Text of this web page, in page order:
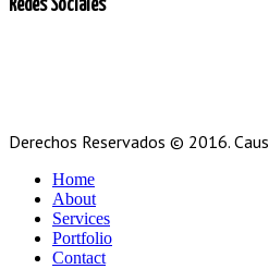
Redes Sociales
Derechos Reservados © 2016.
Home
About
Services
Portfolio
Contact